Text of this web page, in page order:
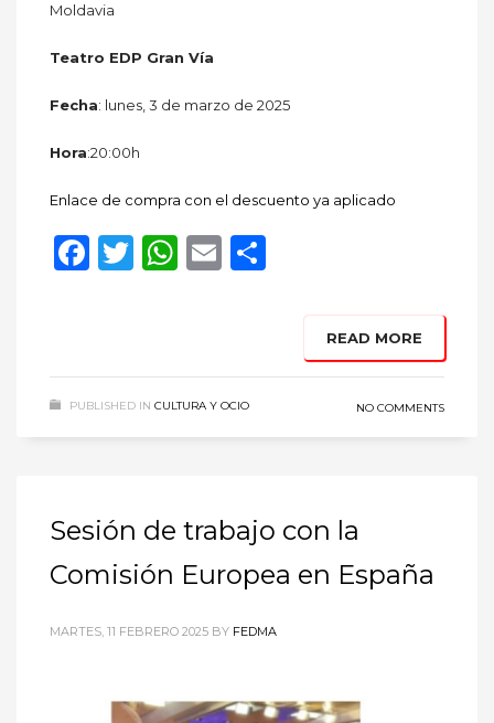
Moldavia
Teatro EDP Gran Vía
Fecha: lunes, 3 de marzo de 2025
Hora:20:00h
Enlace de compra con el descuento ya aplicado
Facebook
Twitter
WhatsApp
Email
READ MORE
PUBLISHED IN CULTURA Y OCIO NO COMMENTS
Sesión de trabajo con la
Comisión Europea en España
MARTES, 11 FEBRERO 2025 BY FEDMA